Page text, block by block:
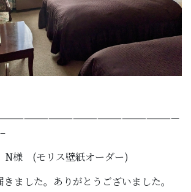
様 (モリス壁紙オーダー)
ました。ありがとうございました。